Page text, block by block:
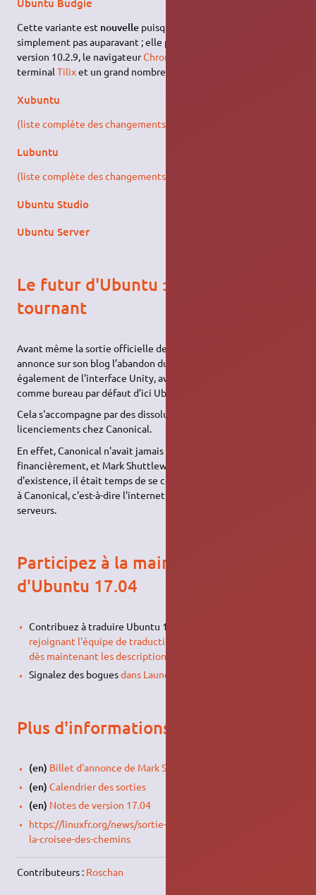
Cette variante est nouvelle puisqu'elle n'existait tout
simplement pas auparavant ; elle propose le bureau
version 10.2.9, le navigateurChromium
terminalTilixet un grand nombre d'applications
Xubuntu
(liste complète des changements)
Lubuntu
(liste complète des changements)
Ubuntu Studio
Ubuntu Server
Le futur d'Ubuntu : un grand
tournant
Avant même la sortie officielle de Zesty, Mark Shuttleworth
annonce sur son blog l’abandon du projet Ubuntu Touch, mais
également de l'interface Unity, avec un retour de GNOME Shell
comme bureau par défaut d’ici Ubuntu 18.04 LTS.
Cela s'accompagne par des dissolutions d'équipes et des
licenciements chez Canonical.
En effet, Canonical n'avait jamais réussi à être bénéficiaire
financièrement, et Mark Shuttleworth a jugé qu'après 13 ans
d'existence, il était temps de se concentrer sur ce qui rapporte
à Canonical, c'est-à-dire l'internet des objets et le marché des
serveurs.
Participez à la maintenance
d'Ubuntu 17.04
Contribuez à traduire Ubuntu 17.04 en français en
rejoignant l'équipe de traduction française
dès maintenant les descriptions de la Logithèque
Signalez des boguesdans Launchpad
Plus d'informations
(en) Billet d'annonce de Mark Shuttleworth
(en) Calendrier des sorties
(en) Notes de version 17.04
https://linuxfr.org/news/sortie-d-ubuntu-17-04-zesty-zapus-
la-croisee-des-chemins
Contributeurs : Roschan